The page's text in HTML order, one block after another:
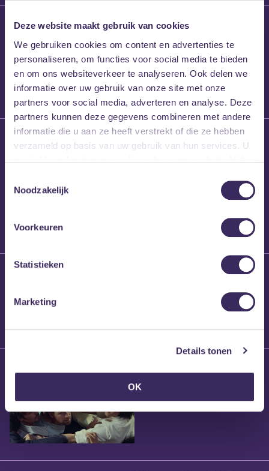
Deze website maakt gebruik van cookies
We gebruiken cookies om content en advertenties te
personaliseren, om functies voor social media te bieden
en om ons websiteverkeer te analyseren. Ook delen we
informatie over uw gebruik van onze site met onze
partners voor social media, adverteren en analyse. Deze
partners kunnen deze gegevens combineren met andere
informatie die u aan ze heeft verstrekt of die ze hebben
verzameld op basis van uw gebruik van hun services. U
Noodzakelijk
Voorkeuren
Statistieken
Marketing
Details tonen
OK
27 maart 2026
Willem’s Blog:
Frans Kalf
26 maart 2026
Willem’s Blog: High
Brennt Vanneste
Willem’s Blog: Ão